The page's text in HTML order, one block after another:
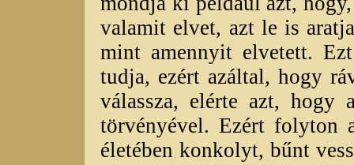
valamit elvet, azt le is
mint amennyit elvetett.
tudja, ezért azáltal, hogy
válassza, elérte azt, hogy
törvényével. Ezért folyton
életében konkolyt, bűnt